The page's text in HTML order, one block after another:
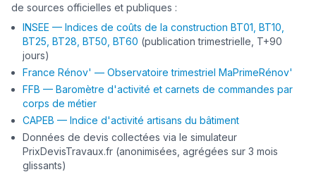
de sources officielles et publiques :
INSEE — Indices de coûts de la construction BT01, BT10,
BT25, BT28, BT50, BT60 (publication trimestrielle, T+90
jours)
France Rénov' — Observatoire trimestriel MaPrimeRénov'
FFB — Baromètre d'activité et carnets de commandes par
corps de métier
CAPEB — Indice d'activité artisans du bâtiment
Données de devis collectées via le simulateur
PrixDevisTravaux.fr (anonimisées, agrégées sur 3 mois
glissants)